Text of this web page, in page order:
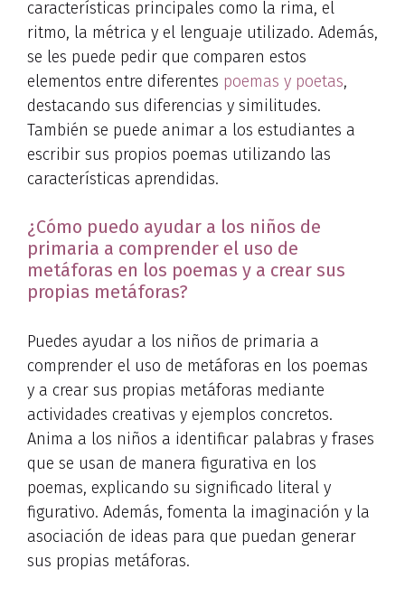
características principales como la rima, el
ritmo, la métrica y el lenguaje utilizado. Además,
se les puede pedir que comparen estos
elementos entre diferentes poemas y poetas,
destacando sus diferencias y similitudes.
También se puede animar a los estudiantes a
escribir sus propios poemas utilizando las
características aprendidas.
¿Cómo puedo ayudar a los niños de
primaria a comprender el uso de
metáforas en los poemas y a crear sus
propias metáforas?
Puedes ayudar a los niños de primaria a
comprender el uso de metáforas en los poemas
y a crear sus propias metáforas mediante
actividades creativas y ejemplos concretos.
Anima a los niños a identificar palabras y frases
que se usan de manera figurativa en los
poemas, explicando su significado literal y
figurativo. Además, fomenta la imaginación y la
asociación de ideas para que puedan generar
sus propias metáforas.